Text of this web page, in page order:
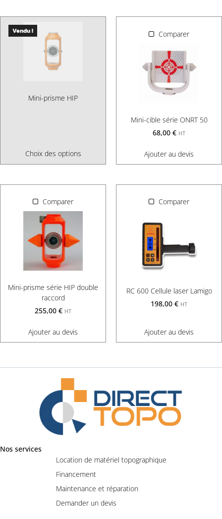
Vendu !
Mini-prisme HIP
Choix des options
Comparer
Mini-cible série ONRT 50
68,00 € HT
Ajouter au devis
Comparer
Mini-prisme série HIP double
raccord
255,00 € HT
Ajouter au devis
Comparer
RC 600 Cellule laser Lamigo
198,00 € HT
Ajouter au devis
Nos services
Location de matériel topographique
Financement
Maintenance et réparation
Demander un devis